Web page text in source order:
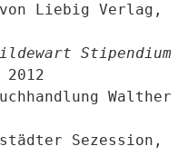
Liebig Verlag,
Stipendium
Walther
Sezession,